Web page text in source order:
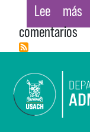
Lee más
comentarios